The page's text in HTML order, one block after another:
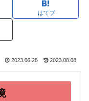
はてブ
2023.06.28 2023.08.08